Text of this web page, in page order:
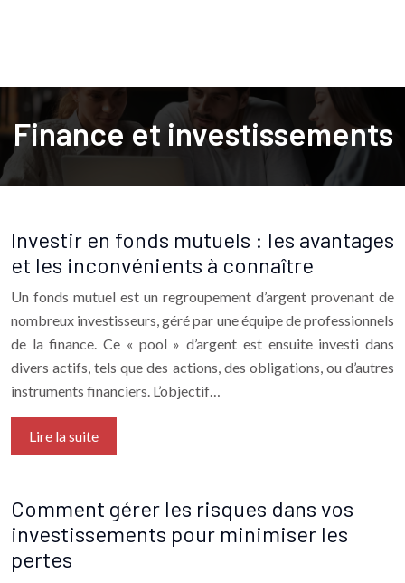
Finance et investissements
Investir en fonds mutuels : les avantages
et les inconvénients à connaître
Un fonds mutuel est un regroupement d’argent provenant de
nombreux investisseurs, géré par une équipe de professionnels
de la finance. Ce « pool » d’argent est ensuite investi dans
divers actifs, tels que des actions, des obligations, ou d’autres
instruments financiers. L’objectif…
Lire la suite
Comment gérer les risques dans vos
investissements pour minimiser les
pertes